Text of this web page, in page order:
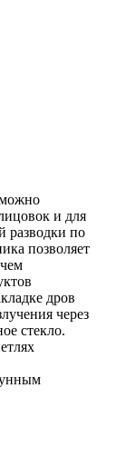
и для
разводки по
позволяет
дров
через
стекло.